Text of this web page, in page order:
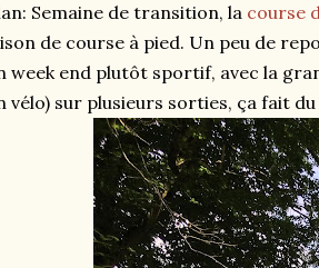
Semaine de transition, la course
de course à pied. Un peu de
week end plutôt sportif, avec la
vélo) sur plusieurs sorties, ça fait